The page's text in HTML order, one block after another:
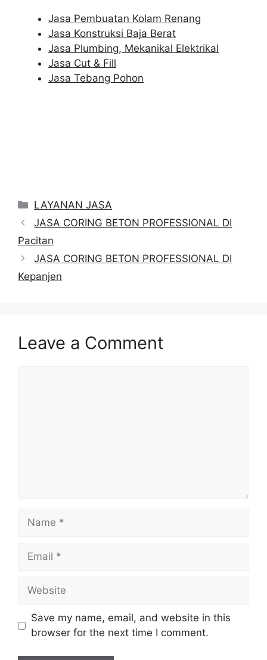
Jasa Pembuatan Kolam Renang
Jasa Konstruksi Baja Berat
Jasa Plumbing, Mekanikal Elektrikal
Jasa Cut & Fill
Jasa Tebang Pohon
Categories
LAYANAN JASA
JASA CORING BETON PROFESSIONAL DI
Pacitan
JASA CORING BETON PROFESSIONAL DI
Kepanjen
Leave a Comment
Name
Email
Website
Save my name, email, and website in this
browser for the next time I comment.